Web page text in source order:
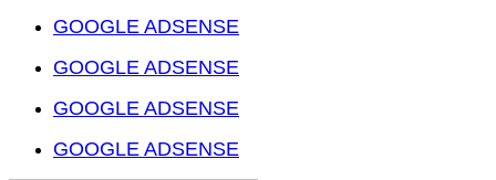
GOOGLE ADSENSE
GOOGLE ADSENSE
GOOGLE ADSENSE
GOOGLE ADSENSE